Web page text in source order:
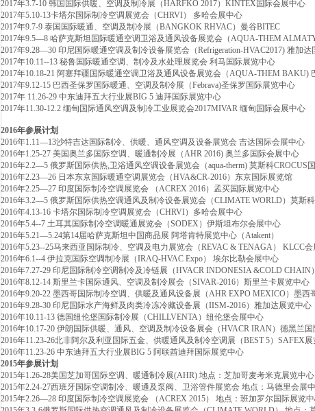
2017年3.7-10 韩国国际供暖、空调及制冷展（HARFKO 2017）KINTEX国际会展中心
2017年5.10-13卡塔尔国际制冷空调展览会（CHRVI） 多哈会展中心
2017年9.7-9 泰国国际暖通、空调及制冷展（BANGKOK RHVAC）曼谷BITEC
2017年9.5—8 哈萨克斯坦国际暖通空调卫浴及通风设备展览会（AQUA-THEM
2017年9.28—30 印尼国际暖通空调及制冷设备展览会（Refrigeration-HVAC2017) 雅加达
2017年10.11--13 秘鲁国际暖通空调、制冷及水处理展览会 利马国际展览中心
2017年10.18-21 阿塞拜疆国际暖通空调卫浴及通风设备展览会（AQUA-THEM BAKU)
2017年9.12-15 巴西圣保罗国际暖通、空调及制冷展（Febrava)圣保罗国际展览中心
2017年 11.26-29 中东迪拜五大行业展BIG 5 迪拜国际展览中心
2017年11.30-12.2 缅甸国际通风空调及制冷工业展览会2017MIVAR 缅甸国际会展中心
2016年参展计划
2016年1.11—13沙特吉达国际制冷、供暖、通风空调及设备展览会 吉达国际会展中心
2016年1.25-27 美国奥兰多国际空调、暖通制冷展（AHR 2016) 奥兰多国际会展中心
2016年2.2—5 俄罗斯国际供热,卫浴通风空调设备展览会（aqua-therm) 莫斯科CROCUS
2016年2.23—26 日本东京国际暖通空调展览会（HVA&CR-2016）东京国际展览馆
2016年2.25—27 印度国际制冷空调展览会 （ACREX 2016）孟买国际展览中心
2016年3.2—5 俄罗斯国际供热空调通风及制冷设备展览会（CLIMATE WORLD）莫斯
2016年4.13-16 卡塔尔国际制冷空调展览会（CHRVI）多哈会展中心
2016年5.4--7 土耳其国际制冷空调暖通展览会（SODEX）伊斯坦布尔会展中心
2016年5.21—5.24第14届哈萨克斯坦中国商品展 阿塔肯特展览中心（Atakent）
2016年5.23--25马来西亚国际制冷、空调及电力展览会（REVAC & TENAGA） KLCC会
2016年6.1--4 伊拉克国际空调制冷展（IRAQ-HVAC Expo） 埃尔比勒会展中心
2016年7.27-29 印尼国际制冷空调制冷及冷链展（HVACR INDONESIA &COLD CHAIN
2016年8.12-14 斯里兰卡国际通风、空调及制冷展会（SIVAR-2016）斯里兰卡展览中心
2016年9.20-22 墨西哥国际制冷空调、供暖及通风设备展（AHR EXPO MEXICO）墨西
2016年9.28-30 印尼国际水产海鲜及肉类冷冻冷藏设备展（IISM-2016）雅加达展览中心
2016年10.11-13 德国纽伦堡国际制冷展（CHILLVENTA）纽伦堡会展中心
2016年10.17-20 伊朗国际供暖、通风、空调及制冷设备展会（HVACR IRAN）德黑兰
2016年11.23-26北非阿尔及利亚国际五金、供暖通风及制冷空调展（BEST 5）SAFEX展
2016年11.23-26 中东迪拜五大行业展BIG 5 阿联酋迪拜国际展览中心
2015年参展计划
2015年1.26-28美国芝加哥国际空调、暖通制冷展(AHR) 地点：芝加哥麦考米克展览中心
2015年2.24-27西班牙国际空调制冷、暖通及泵阀、卫浴管件展览会 地点：马德里会展
2015年2.26—28 印度国际制冷空调展览会 （ACREX 2015） 地点：班加罗尔国际展览